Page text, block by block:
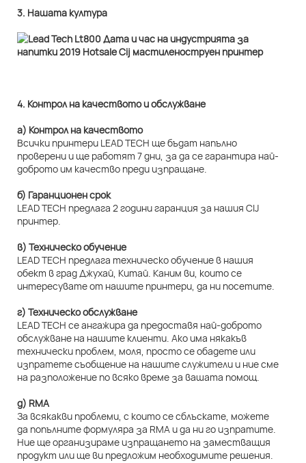
3. Нашата култура
4. Контрол на качеството и обслужване
а) Контрол на качеството
Всички принтери LEAD TECH ще бъдат напълно
проверени и ще работят 7 дни, за да се гарантира най-
доброто им качество преди изпращане.
б) Гаранционен срок
LEAD TECH предлага 2 години гаранция за нашия CIJ
принтер.
в) Техническо обучение
LEAD TECH предлага техническо обучение в нашия
обект в град Джухай, Китай. Каним ви, които се
интересувате от нашите принтери, да ни посетите.
г) Техническо обслужване
LEAD TECH се ангажира да предоставя най-доброто
обслужване на нашите клиенти. Ако има някакъв
технически проблем, моля, просто се обадете или
изпратете съобщение на нашите служители и ние сме
на разположение по всяко време за вашата помощ.
д) RMA
За всякакви проблеми, с които се сблъскате, можете
да попълните формуляра за RMA и да ни го изпратите.
Ние ще организираме изпращането на заместващия
продукт или ще ви предложим необходимите решения.